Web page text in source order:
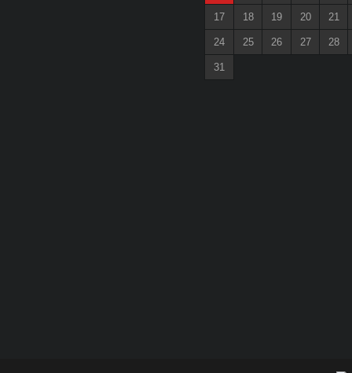
17 18 19 20 21
24 25 26 27 28
31